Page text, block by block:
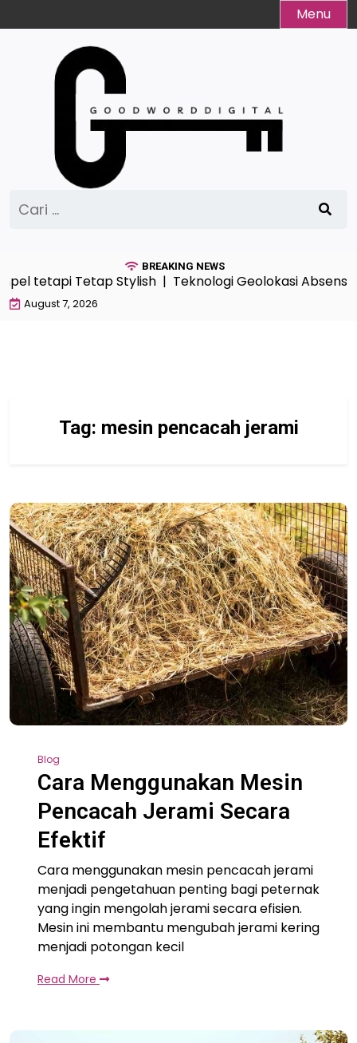
to
Menu
untuk:
BREAKING NEWS
tetapi Tetap Stylish | Teknologi Geolokasi Absensi
August 7, 2026
Tag: mesin pencacah jerami
Blog
Cara Menggunakan Mesin
Pencacah Jerami Secara
Efektif
Cara menggunakan mesin pencacah jerami
menjadi pengetahuan penting bagi peternak
yang ingin mengolah jerami secara efisien.
Mesin ini membantu mengubah jerami kering
menjadi potongan kecil
Read More